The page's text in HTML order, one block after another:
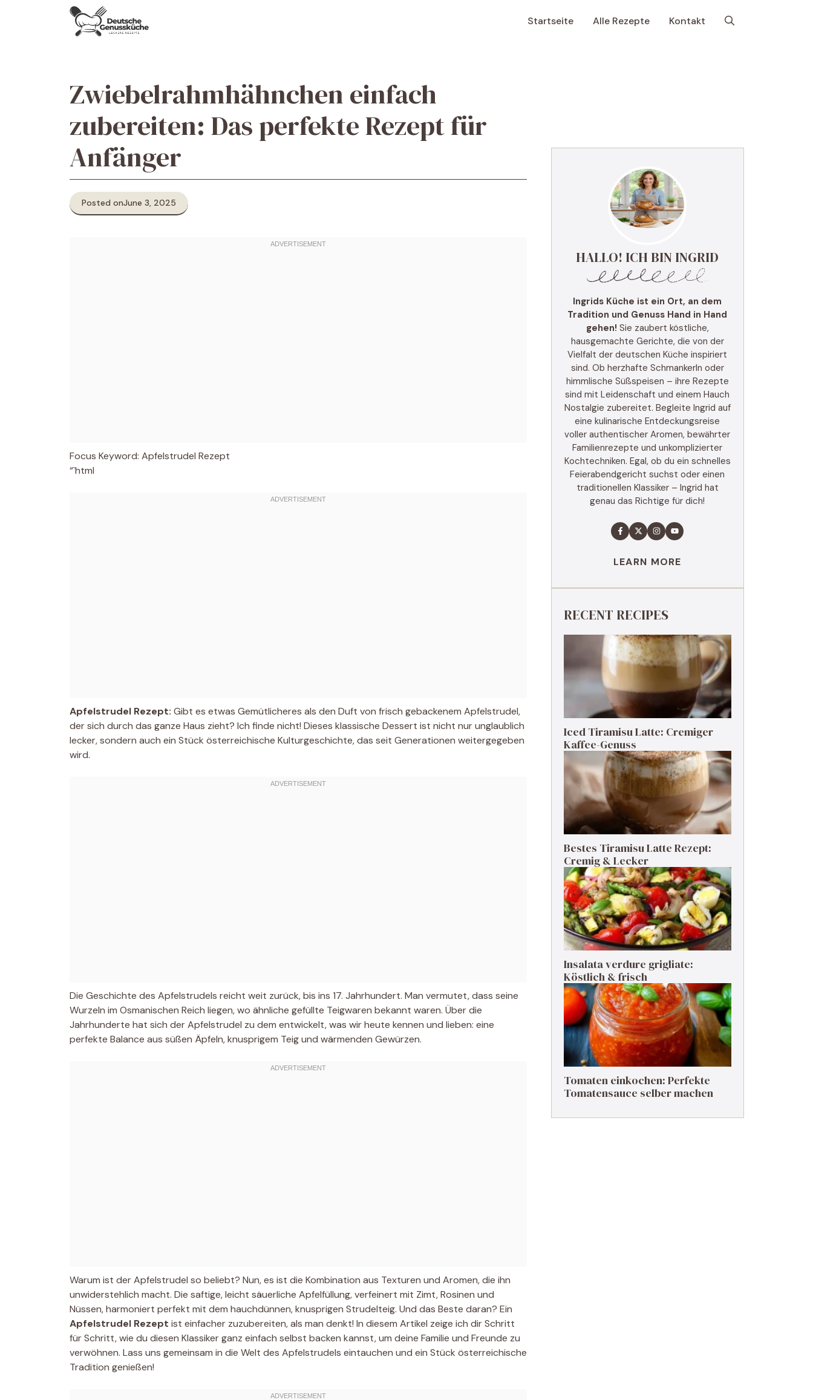
Startseite Alle Rezepte Kontakt
Zwiebelrahmhähnchen einfach
zubereiten: Das perfekte Rezept für
Anfänger
Posted onJune 3, 2025
Focus Keyword: Apfelstrudel Rezept
“`html
Apfelstrudel Rezept: Gibt es etwas Gemütlicheres als den Duft von frisch gebackenem Apfelstrudel,
der sich durch das ganze Haus zieht? Ich finde nicht! Dieses klassische Dessert ist nicht nur unglaublich
lecker, sondern auch ein Stück österreichische Kulturgeschichte, das seit Generationen weitergegeben
wird.
Die Geschichte des Apfelstrudels reicht weit zurück, bis ins 17. Jahrhundert. Man vermutet, dass seine
Wurzeln im Osmanischen Reich liegen, wo ähnliche gefüllte Teigwaren bekannt waren. Über die
Jahrhunderte hat sich der Apfelstrudel zu dem entwickelt, was wir heute kennen und lieben: eine
perfekte Balance aus süßen Äpfeln, knusprigem Teig und wärmenden Gewürzen.
Warum ist der Apfelstrudel so beliebt? Nun, es ist die Kombination aus Texturen und Aromen, die ihn
unwiderstehlich macht. Die saftige, leicht säuerliche Apfelfüllung, verfeinert mit Zimt, Rosinen und
Nüssen, harmoniert perfekt mit dem hauchdünnen, knusprigen Strudelteig. Und das Beste daran? Ein
Apfelstrudel Rezept ist einfacher zuzubereiten, als man denkt! In diesem Artikel zeige ich dir Schritt
für Schritt, wie du diesen Klassiker ganz einfach selbst backen kannst, um deine Familie und Freunde zu
verwöhnen. Lass uns gemeinsam in die Welt des Apfelstrudels eintauchen und ein Stück österreichische
Tradition genießen!
HALLO! ICH BIN INGRID
Ingrids Küche ist ein Ort, an dem
Tradition und Genuss Hand in Hand
gehen! Sie zaubert köstliche,
hausgemachte Gerichte, die von der
Vielfalt der deutschen Küche inspiriert
sind. Ob herzhafte Schmankerln oder
himmlische Süßspeisen – ihre Rezepte
sind mit Leidenschaft und einem Hauch
Nostalgie zubereitet. Begleite Ingrid auf
eine kulinarische Entdeckungsreise
voller authentischer Aromen, bewährter
Familienrezepte und unkomplizierter
Kochtechniken. Egal, ob du ein schnelles
Feierabendgericht suchst oder einen
traditionellen Klassiker – Ingrid hat
genau das Richtige für dich!
LEARN MORE
RECENT RECIPES
Iced Tiramisu Latte: Cremiger
Kaffee-Genuss
Bestes Tiramisu Latte Rezept:
Cremig & Lecker
Insalata verdure grigliate:
Köstlich & frisch
Tomaten einkochen: Perfekte
Tomatensauce selber machen